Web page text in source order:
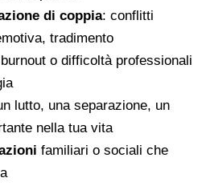
di coppia: conflitti
tradimento
o difficoltà professionali
lutto, una separazione, un
nella tua vita
familiari o sociali che